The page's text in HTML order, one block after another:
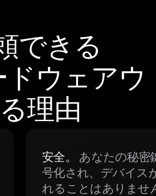
できる
ウェアウ
理由
安全。
あなたの秘密
号化され、デバイス
れることはありませ